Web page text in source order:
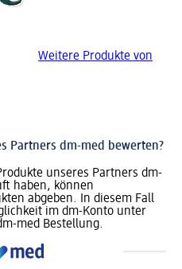
Weitere Produkte von
Partners dm-med bewerten?
unseres Partners dm-
haben, können
abgeben. In diesem Fall
im dm-Konto unter
med Bestellung.